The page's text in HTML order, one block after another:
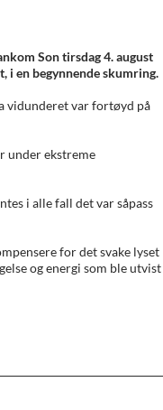
Son tirsdag 4. august
i en begynnende skumring.
vidunderet var fortøyd på
under ekstreme
i alle fall det var såpass
for det svake lyset
og energi som ble utvist